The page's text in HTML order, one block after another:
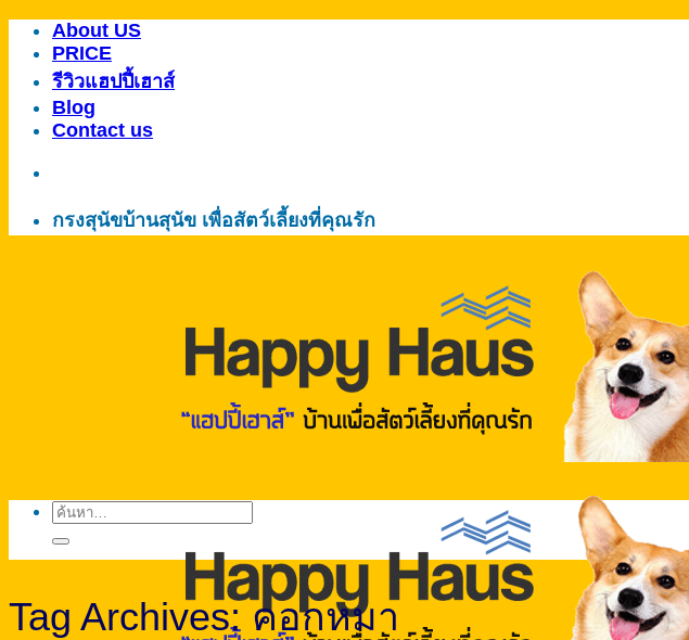
ข้าม
เนื้อหา
About US
PRICE
รีวิวแฮปปี้เฮาส์
Blog
Contact us
กรงสุนัขบ้านสุนัข เพื่อสัตว์เลี้ยงที่คุณรัก
ค้นหา:
Tag Archives: คอกหมา